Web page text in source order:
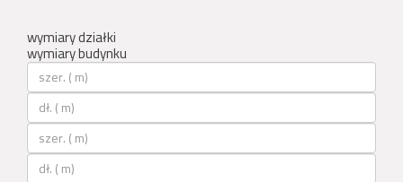
wymiary działki
wymiary budynku